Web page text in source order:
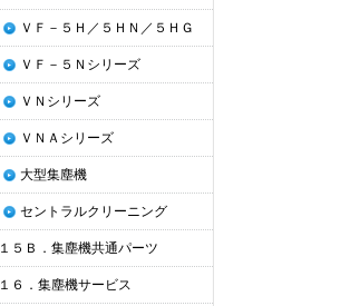
ＶＦ－５Ｈ／５ＨＮ／５ＨＧ
ＶＦ－５Ｎシリーズ
ＶＮシリーズ
ＶＮＡシリーズ
大型集塵機
セントラルクリーニング
１５Ｂ．集塵機共通パーツ
１６．集塵機サービス